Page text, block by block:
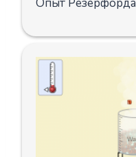
Опыт Резерфорда